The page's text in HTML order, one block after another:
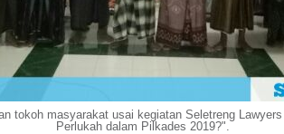
tokoh masyarakat usai kegiatan Seletreng
Perlukah dalam Pilkades 2019?".